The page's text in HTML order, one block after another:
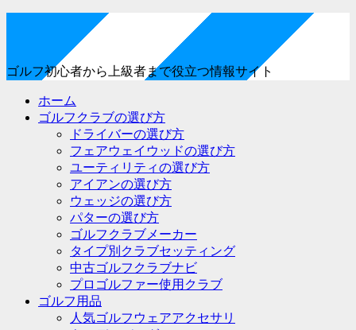
ゴルフ初心者から上級者まで役立つ情報サイト
ホーム
ゴルフクラブの選び方
ドライバーの選び方
フェアウェイウッドの選び方
ユーティリティの選び方
アイアンの選び方
ウェッジの選び方
パターの選び方
ゴルフクラブメーカー
タイプ別クラブセッティング
中古ゴルフクラブナビ
プロゴルファー使用クラブ
ゴルフ用品
人気ゴルフウェアアクセサリ